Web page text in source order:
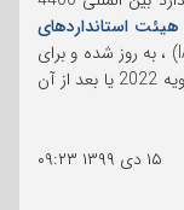
هیئت استانداردهای
(IAASB) ، به روز شده و برای
اجرای روشهای توافقی که شرایط قرارداد در 1 ژانویه 2022 یا بعد از آن
۱۵ دی ۱۳۹۹
۰۹:۲۳